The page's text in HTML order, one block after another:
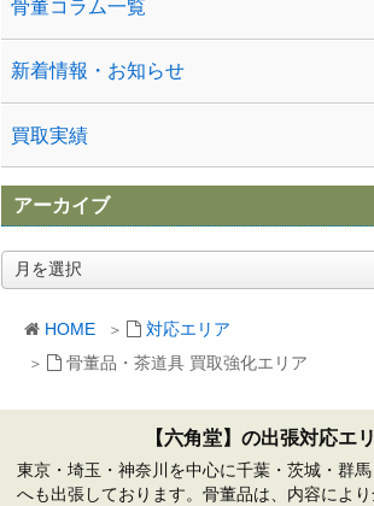
HOME
対応エリア
骨董品・茶道具 買取強化エリア
骨董コラム一覧
新着情報・お知らせ
買取実績
アーカイブ
ア
ー
【六角堂】の出張対応エ
東京・埼玉・神奈川を中心に千葉・茨城・群
へも出張しております。骨董品は、内容によ